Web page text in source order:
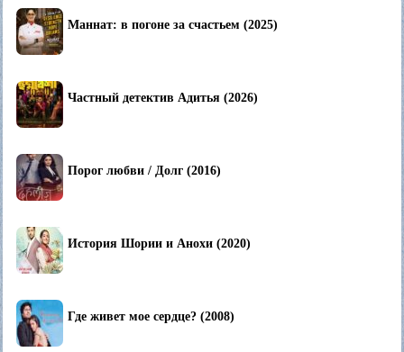
Маннат: в погоне за счастьем (2025)
Частный детектив Адитья (2026)
Порог любви / Долг (2016)
История Шории и Анохи (2020)
Где живет мое сердце? (2008)